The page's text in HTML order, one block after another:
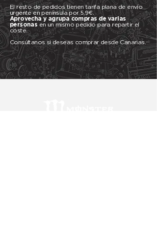
El resto de pedidos tienen tarifa plana de envío
urgente en península por 5,9€.
Aprovecha y agrupa compras de varias
personasen un mismo pedido para repartir el
coste.
Consúltanos si deseas comprar desde Canarias.